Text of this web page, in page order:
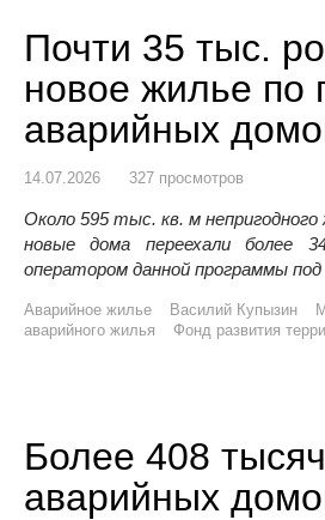
Почти 35 тыс.
новое жилье по
аварийных
14.07.2026 327 просмотров
Около 595 тыс. кв. м непригодного
новые дома переехали более
оператором данной программы
Аварийное жилье Василий Купызин
аварийного жилья
Фонд развития
Более 408
аварийных